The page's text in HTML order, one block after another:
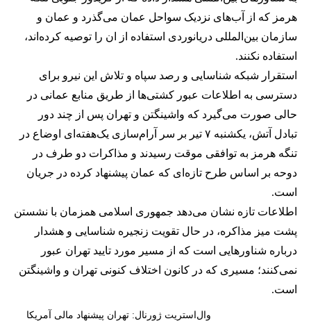
هرمز که از آب‌های نزدیک سواحل عمان می‌گذرد و عمان و
سازمان بین‌المللی دریانوردی استفاده از ان را توصیه کرده‌اند،
استفاده نکنند.
استقرار شبکه شناسایی و رصد سپاه و تلاش این نیرو برای
دسترسی به اطلاعات عبور کشتی‌ها از طریق منابع عمانی در
حالی صورت می‌گیرد که واشینگتن و تهران پس از چند دور
تبادل آتش، یکشنبه ۷ تیر بر سر آرام‌سازی یک‌هفته‌ای اوضاع در
تنگه هرمز به توافقی موقت رسیدند و مذاکرات دو طرف در
دوحه بر اساس طرح تازه‌ای که عمان پیشنهاد کرده در جریان
است.
اطلاعات تازه نشان می‌دهد جمهوری اسلامی همزمان با نشستن
پشت میز مذاکره، در حال تقویت زنجیره شناسایی و هشدار
درباره شناورهایی است که از مسیر مورد تایید تهران عبور
نمی‌کنند؛ مسیری که در کانون اختلاف کنونی تهران و واشینگتن
است.
وال‌استریت ژورنال: تهران پیشنهاد مالی آمریکا